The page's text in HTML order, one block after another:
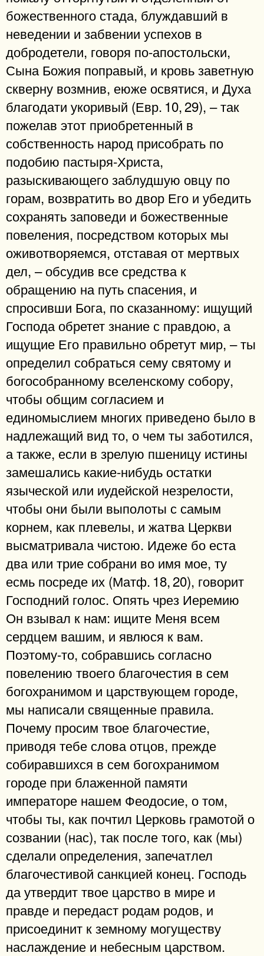
божественного стада, блуждавший в
неведении и забвении успехов в
добродетели, говоря по-апостольски,
Сына Божия поправый, и кровь заветную
скверну возмнив, еюже освятися, и Духа
благодати укоривый (Евр. 10, 29), – так
пожелав этот приобретенный в
собственность народ присобрать по
подобию пастыря-Христа,
разыскивающего заблудшую овцу по
горам, возвратить во двор Его и убедить
сохранять заповеди и божественные
повеления, посредством которых мы
оживотворяемся, отставая от мертвых
дел, – обсудив все средства к
обращению на путь спасения, и
спросивши Бога, по сказанному: ищущий
Господа обретет знание с правдою, а
ищущие Его правильно обретут мир, – ты
определил собраться сему святому и
богособранному вселенскому собору,
чтобы общим согласием и
единомыслием многих приведено было в
надлежащий вид то, о чем ты заботился,
а также, если в зрелую пшеницу истины
замешались какие-нибудь остатки
языческой или иудейской незрелости,
чтобы они были выполоты с самым
корнем, как плевелы, и жатва Церкви
высматривала чистою. Идеже бо еста
два или трие собрани во имя мое, ту
есмь посреде их (Матф. 18, 20), говорит
Господний голос. Опять чрез Иеремию
Он взывал к нам: ищите Меня всем
сердцем вашим, и явлюся к вам.
Поэтому-то, собравшись согласно
повелению твоего благочестия в сем
богохранимом и царствующем городе,
мы написали священные правила.
Почему просим твое благочестие,
приводя тебе слова отцов, прежде
собиравшихся в сем богохранимом
городе при блаженной памяти
императоре нашем Феодосие, о том,
чтобы ты, как почтил Церковь грамотой о
созвании (нас), так после того, как (мы)
сделали определения, запечатлел
благочестивой санкцией конец. Господь
да утвердит твое царство в мире и
правде и передаст родам родов, и
присоединит к земному могуществу
наслаждение и небесным царством.